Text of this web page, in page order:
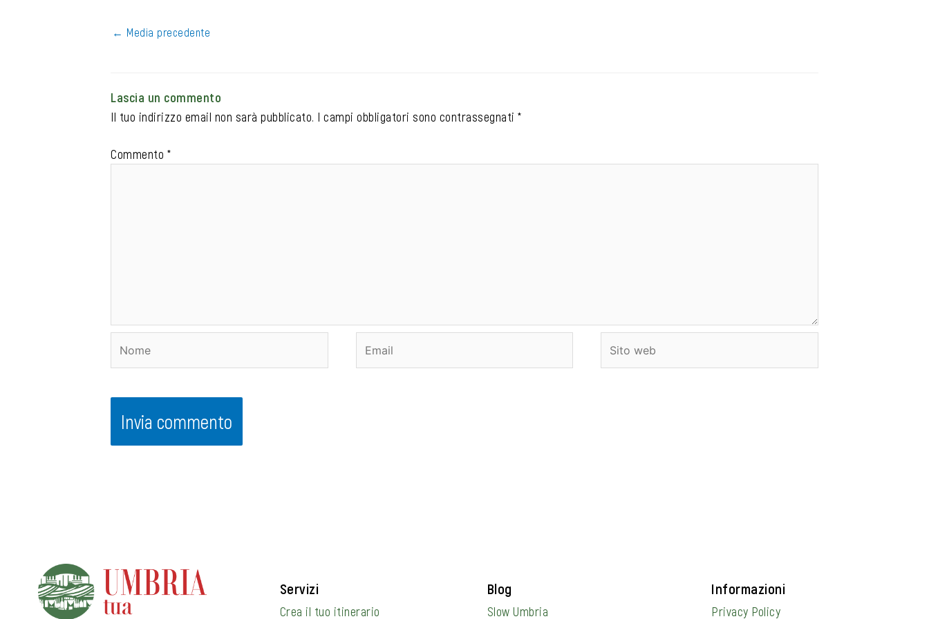
← Media precedente
Lascia un commento
Il tuo indirizzo email non sarà pubblicato. I campi obbligatori sono contrassegnati *
Commento *
web
Servizi
Crea il tuo itinerario
Blog
Slow Umbria
Informazioni
Privacy Policy